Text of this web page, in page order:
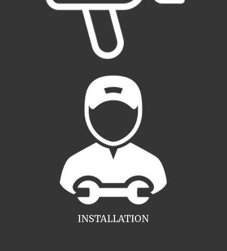
INSTALLATION